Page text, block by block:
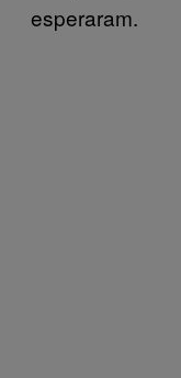
esperaram.